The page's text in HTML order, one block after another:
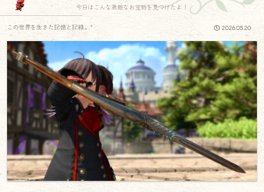
今日はこんな素敵なお宝物を見つけたよ！
2026.05.20
この世界を生きた記憶と記録.｡.:*